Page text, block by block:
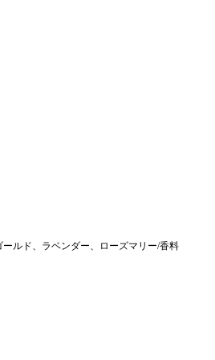
ルド、ラベンダー、ローズマリー/香料